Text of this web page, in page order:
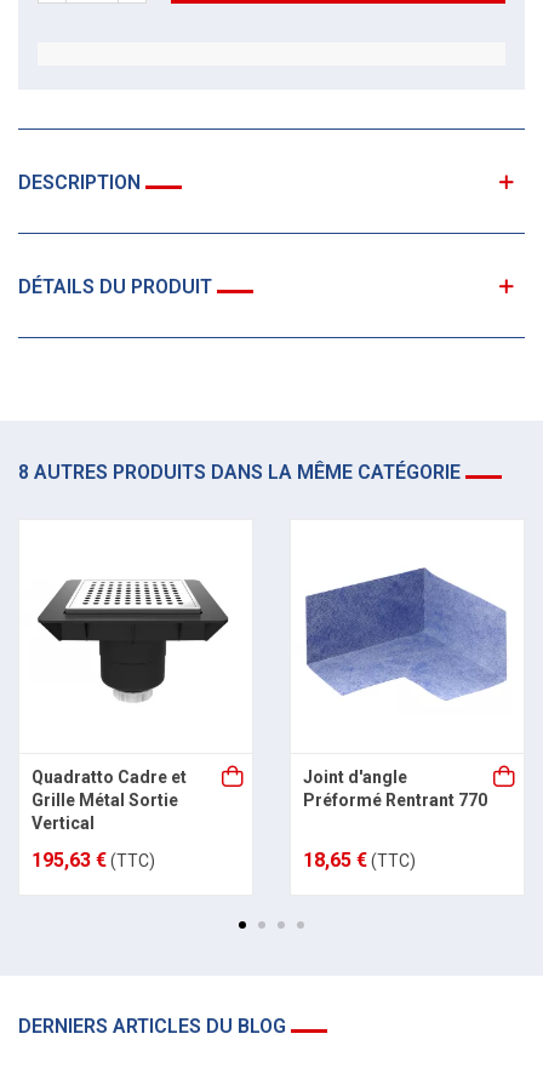
DESCRIPTION
DÉTAILS DU PRODUIT
8 AUTRES PRODUITS DANS LA MÊME CATÉGORIE
Quadratto Cadre et
Grille Métal Sortie
Vertical
195,63 €(TTC)
Joint d'angle
Préformé Rentrant 770
18,65 €(TTC)
DERNIERS ARTICLES DU BLOG